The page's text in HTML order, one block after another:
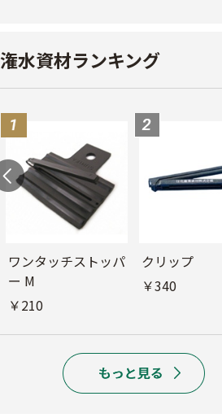
潅水資材ランキング
ワンタッチストッパ
ー M
￥210
クリップ
￥340